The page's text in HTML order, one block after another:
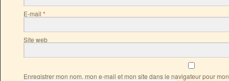
E-mail *
Site web
Enregistrer mon nom, mon e-mail et mon site dans le navigateur pour